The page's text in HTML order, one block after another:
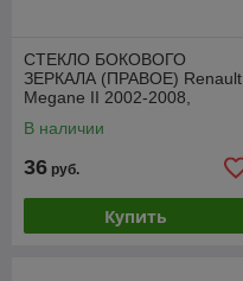
СТЕКЛО БОКОВОГО
ЗЕРКАЛА (ПРАВОЕ) Renault
Megane II 2002-2008,
В наличии
36 руб.
Купить